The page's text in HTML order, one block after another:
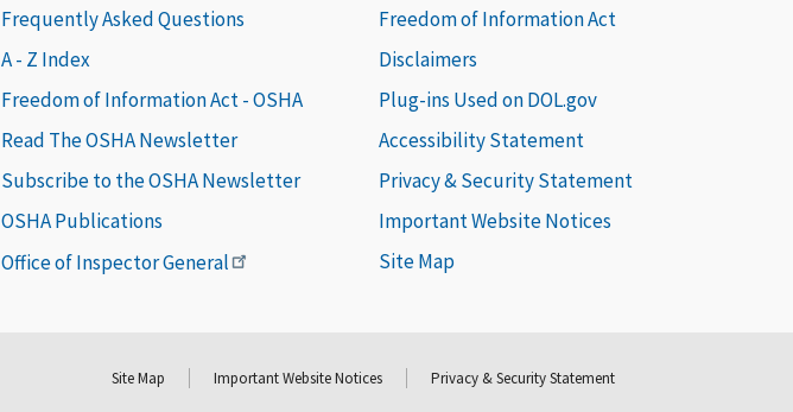
Frequently Asked Questions
A - Z Index
Freedom of Information Act - OSHA
Read The OSHA Newsletter
Subscribe to the OSHA Newsletter
OSHA Publications
Office of Inspector General
Freedom of Information Act
Disclaimers
Plug-ins Used on DOL.gov
Accessibility Statement
Privacy & Security Statement
Important Website Notices
Site Map
Site Map Important Website Notices Privacy & Security Statement